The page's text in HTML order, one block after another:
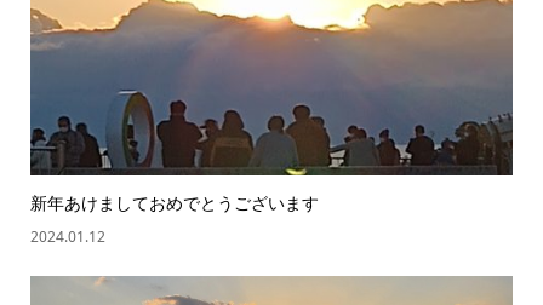
新年あけましておめでとうございます
2024.01.12